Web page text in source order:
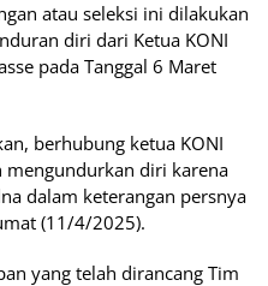
atau seleksi ini dilakukan
diri dari Ketua KONI
pada Tanggal 6 Maret
berhubung ketua KONI
mengundurkan diri karena
dalam keterangan persnya
(11/4/2025).
yang telah dirancang Tim